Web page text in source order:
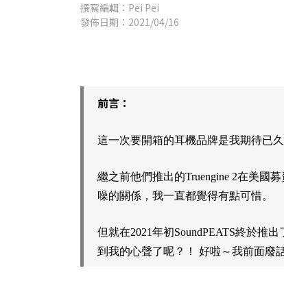
撰寫編輯：Pei Pei
發佈日期：2021/04/16
前言：
這一次要開箱的耳機品牌是我期待已
繼之前他們推出的Truengine 2在美國
噪的關係，我一直都覺得有點可惜。
但就在2021年初SoundPEATS終於推出
到我的心聲了呢？！ 好啦～我前面廢